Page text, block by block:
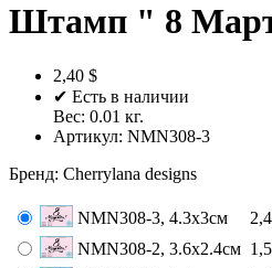
Штамп " 8
2,40 $
✔ Есть в наличии
Вес: 0.01 кг.
Артикул: NMN308-3
Бренд: Cherrylana designs
NMN308-3, 4.3x3см
NMN308-2, 3.6х2.4см